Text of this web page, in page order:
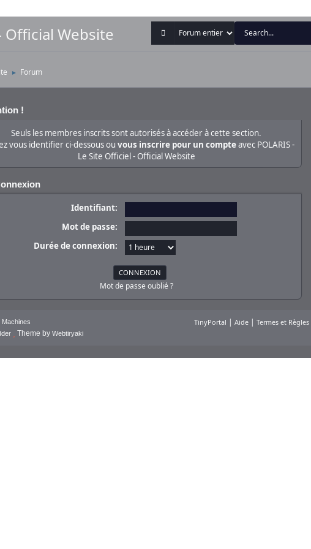
Official Website
► Forum
!
Seuls les membres inscrits sont autorisés à accéder à cette section.
vous identifier ci-dessous ou vous inscrire pour un compteavec POLARIS -
Le Site Officiel - Official Website
Identifiant:
Mot de passe:
Durée de connexion:
Mot de passe oublié ?
TinyPortal | Aide | Termes et Règles
Machines
Theme by Webtiryaki